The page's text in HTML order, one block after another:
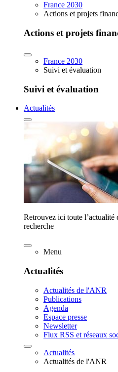
France 2030
Actions et projets
Actions et projets
France 2030
Suivi et évaluation
Suivi et évaluation
Actualités
Retrouvez ici toute l’actualité
recherche
Menu
Actualités
Actualités de l'ANR
Publications
Agenda
Espace presse
Newsletter
Flux RSS et réseaux
Actualités
Actualités de l'ANR